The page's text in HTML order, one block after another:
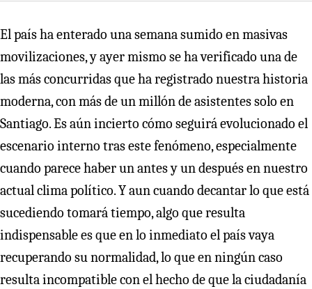
El país ha enterado una semana sumido en masivas
movilizaciones, y ayer mismo se ha verificado una de
las más concurridas que ha registrado nuestra historia
moderna, con más de un millón de asistentes solo en
Santiago. Es aún incierto cómo seguirá evolucionado el
escenario interno tras este fenómeno, especialmente
cuando parece haber un antes y un después en nuestro
actual clima político. Y aun cuando decantar lo que está
sucediendo tomará tiempo, algo que resulta
indispensable es que en lo inmediato el país vaya
recuperando su normalidad, lo que en ningún caso
resulta incompatible con el hecho de que la ciudadanía